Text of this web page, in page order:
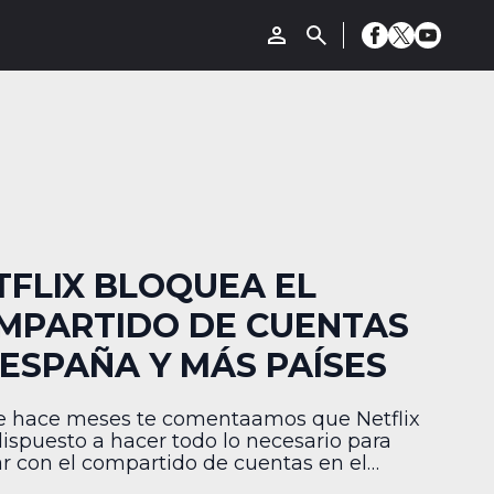
BLOQUEA EL
DE CUENTAS
Y MÁS PAÍSES
hace meses te comentaamos que Netflix
a hacer todo lo necesario para
con el compartido de cuentas en el